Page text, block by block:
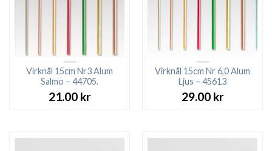
Virknål 15cm Nr3 Alum
Salmo – 44705.
21.00 kr
Virknål 15cm Nr 6,0 Alum
Ljus – 45613
29.00 kr